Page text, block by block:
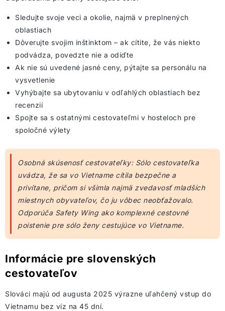
Sledujte svoje veci a okolie, najmä v preplnených
oblastiach
Dôverujte svojim inštinktom – ak cítite, že vás niekto
podvádza, povedzte nie a odíďte
Ak nie sú uvedené jasné ceny, pýtajte sa personálu na
vysvetlenie
Vyhýbajte sa ubytovaniu v odľahlých oblastiach bez
recenzií
Spojte sa s ostatnými cestovateľmi v hosteloch pre
spoločné výlety
Osobná skúsenosť cestovateľky: Sólo cestovateľka
uvádza, že sa vo Vietname cítila bezpečne a
privítane, pričom si všimla najmä zvedavosť mladších
miestnych obyvateľov, čo ju vôbec neobťažovalo.
Odporúča Safety Wing ako komplexné cestovné
poistenie pre sólo ženy cestujúce vo Vietname.
Informácie pre slovenských
cestovateľov
Slováci majú od augusta 2025 výrazne uľahčený vstup do
Vietnamu bez víz na 45 dní.